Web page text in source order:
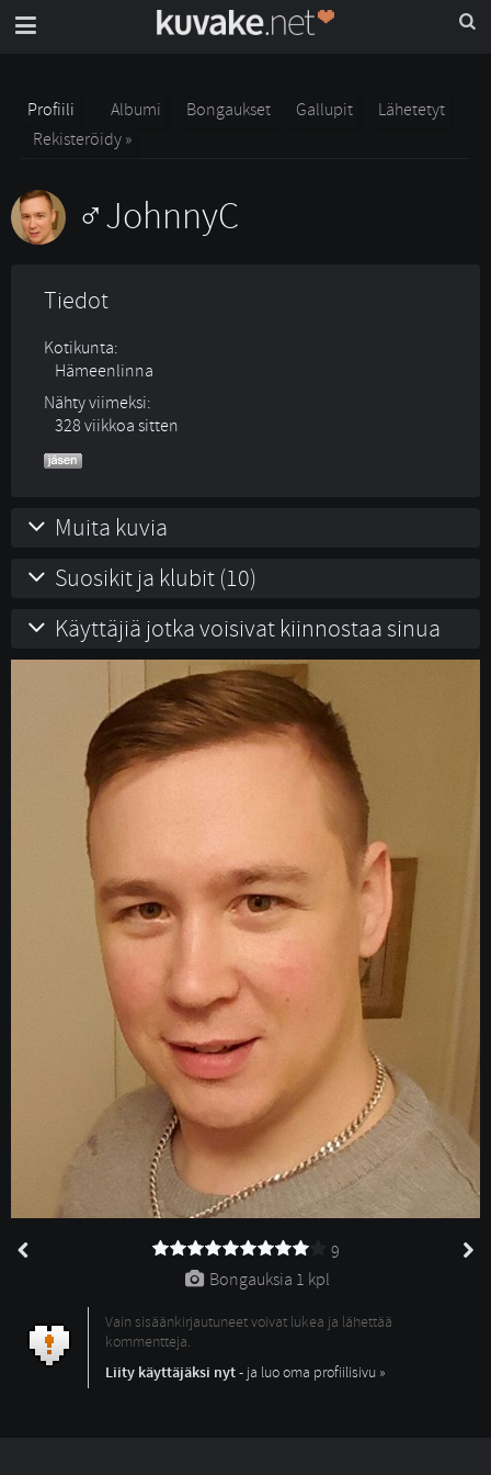
Profiili Albumi Bongaukset Gallupit
Lähetetyt
Rekisteröidy »
JohnnyC
Tiedot
Kotikunta:
Hämeenlinna
Nähty viimeksi:
328 viikkoa sitten
Muita kuvia
Suosikit ja klubit (10)
Käyttäjiä jotka voisivat kiinnostaa sinua
9
Bongauksia 1 kpl
Vain sisäänkirjautuneet voivat lukea ja lähettää
kommentteja.
Liity käyttäjäksi nyt- ja luo oma profiilisivu »